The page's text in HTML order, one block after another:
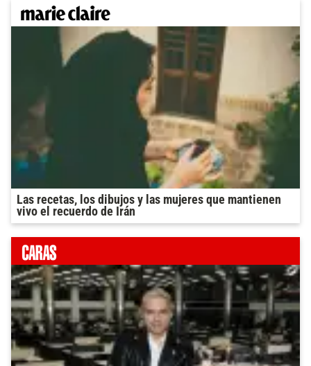
Las recetas, los dibujos y las mujeres que mantienen
vivo el recuerdo de Irán